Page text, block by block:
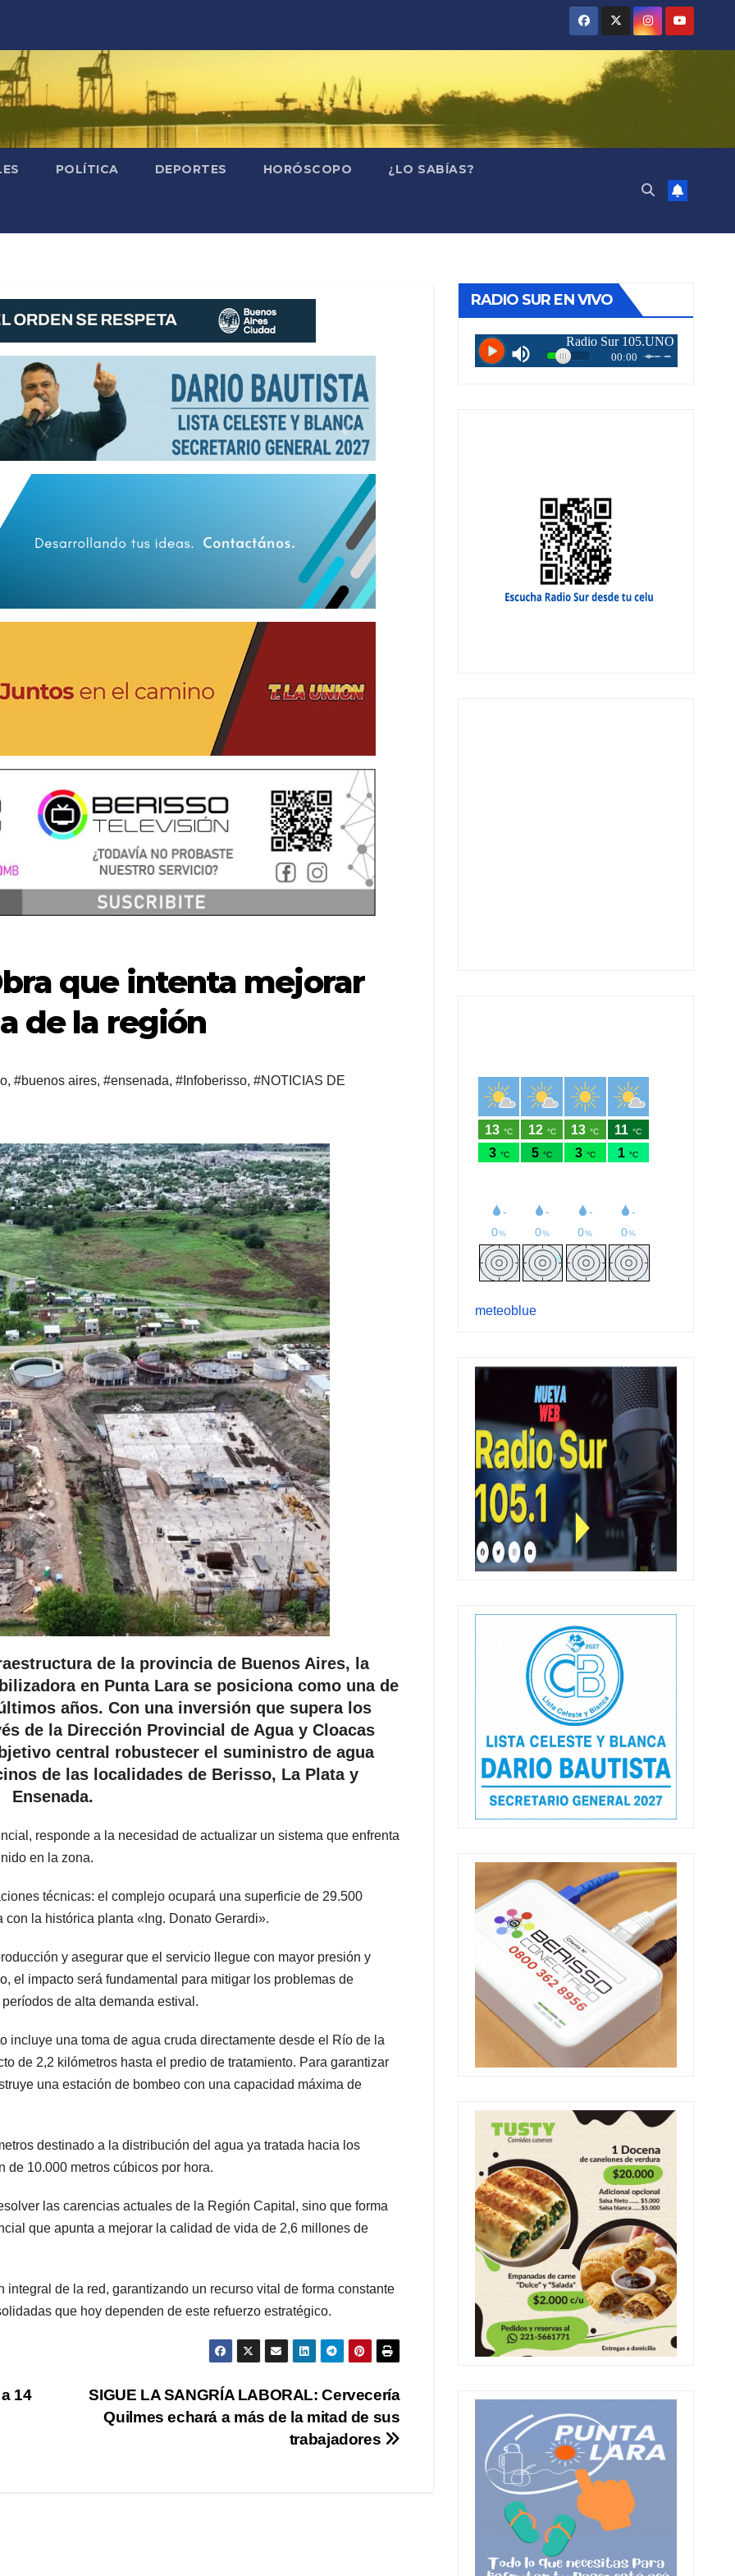
POLÍTICA DEPORTES HORÓSCOPO ¿LO SABÍAS?
que intenta mejorar
de la región
, #buenos aires, #ensenada, #Infoberisso, #NOTICIAS DE
de la provincia de Buenos Aires, la
en Punta Lara se posiciona como una de
años. Con una inversión que supera los
de la Dirección Provincial de Agua y Cloacas
central robustecer el suministro de agua
de las localidades de Berisso, La Plata y
Ensenada.
responde a la necesidad de actualizar un sistema que enfrenta
en la zona.
técnicas: el complejo ocupará una superficie de 29.500
la histórica planta «Ing. Donato Gerardi».
y asegurar que el servicio llegue con mayor presión y
el impacto será fundamental para mitigar los problemas de
de alta demanda estival.
incluye una toma de agua cruda directamente desde el Río de la
de 2,2 kilómetros hasta el predio de tratamiento. Para garantizar
una estación de bombeo con una capacidad máxima de
destinado a la distribución del agua ya tratada hacia los
de 10.000 metros cúbicos por hora.
las carencias actuales de la Región Capital, sino que forma
que apunta a mejorar la calidad de vida de 2,6 millones de
de la red, garantizando un recurso vital de forma constante
que hoy dependen de este refuerzo estratégico.
SIGUE LA SANGRÍA LABORAL: Cervecería
Quilmes echará a más de la mitad de sus
trabajadores
14
RADIO SUR EN VIVO
meteoblue